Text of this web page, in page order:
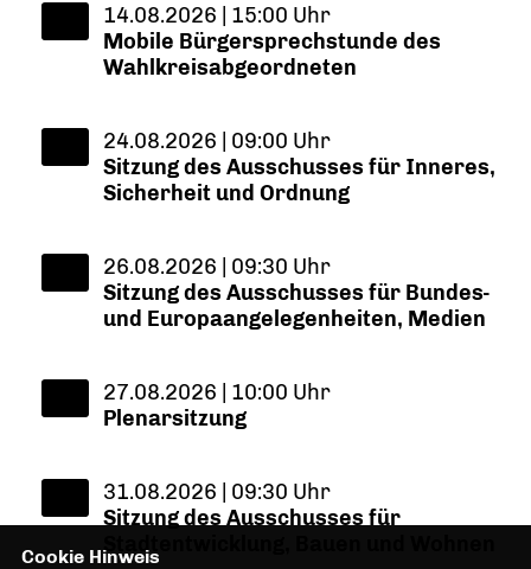
14.08.2026 | 15:00 Uhr
Mobile Bürgersprechstunde des
Wahlkreisabgeordneten
24.08.2026 | 09:00 Uhr
Sitzung des Ausschusses für Inneres,
Sicherheit und Ordnung
26.08.2026 | 09:30 Uhr
Sitzung des Ausschusses für Bundes-
und Europaangelegenheiten, Medien
27.08.2026 | 10:00 Uhr
Plenarsitzung
31.08.2026 | 09:30 Uhr
Sitzung des Ausschusses für
Stadtentwicklung, Bauen und Wohnen
Cookie Hinweis